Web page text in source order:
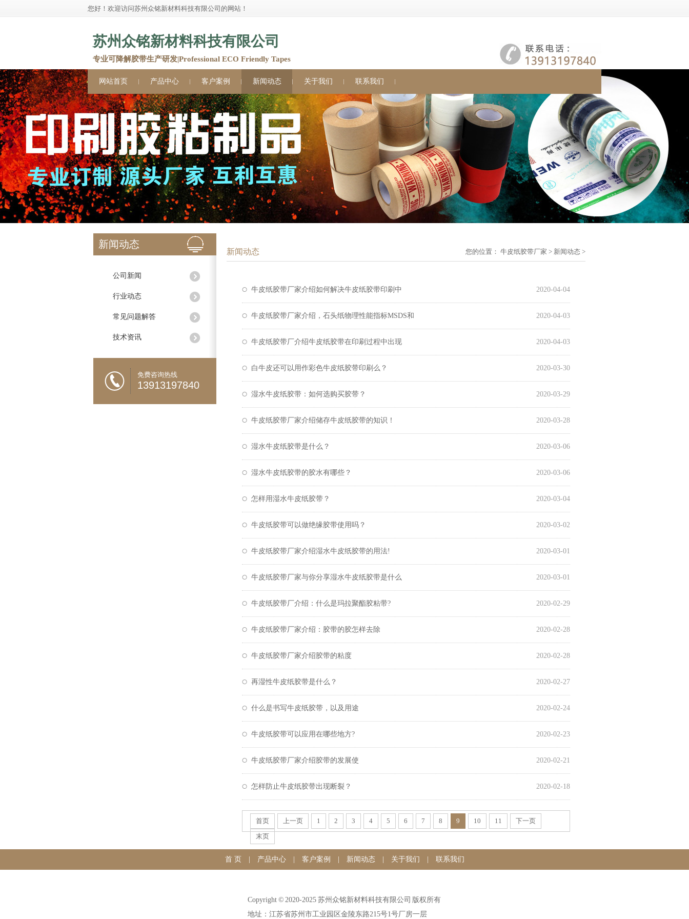
您好！欢迎访问苏州众铭新材料科技有限公司的网站！
苏州众铭新材料科技有限公司
专业可降解胶带生产研发|Professional ECO Friendly Tapes
网站首页 产品中心 客户案例 新闻动态 关于我们 联系我们
新闻动态
公司新闻
行业动态
常见问题解答
技术资讯
免费咨询热线
13913197840
新闻动态 您的位置： 牛皮纸胶带厂家 > 新闻动态 >
牛皮纸胶带厂家介绍如何解决牛皮纸胶带印刷中 2020-04-04
牛皮纸胶带厂家介绍，石头纸物理性能指标MSDS和 2020-04-03
牛皮纸胶带厂介绍牛皮纸胶带在印刷过程中出现 2020-04-03
白牛皮还可以用作彩色牛皮纸胶带印刷么？ 2020-03-30
湿水牛皮纸胶带：如何选购买胶带？ 2020-03-29
牛皮纸胶带厂家介绍储存牛皮纸胶带的知识！ 2020-03-28
湿水牛皮纸胶带是什么？ 2020-03-06
湿水牛皮纸胶带的胶水有哪些？ 2020-03-06
怎样用湿水牛皮纸胶带？ 2020-03-04
牛皮纸胶带可以做绝缘胶带使用吗？ 2020-03-02
牛皮纸胶带厂家介绍湿水牛皮纸胶带的用法! 2020-03-01
牛皮纸胶带厂家与你分享湿水牛皮纸胶带是什么 2020-03-01
牛皮纸胶带厂介绍：什么是玛拉聚酯胶粘带? 2020-02-29
牛皮纸胶带厂家介绍：胶带的胶怎样去除 2020-02-28
牛皮纸胶带厂家介绍胶带的粘度 2020-02-28
再湿性牛皮纸胶带是什么？ 2020-02-27
什么是书写牛皮纸胶带，以及用途 2020-02-24
牛皮纸胶带可以应用在哪些地方? 2020-02-23
牛皮纸胶带厂家介绍胶带的发展使 2020-02-21
怎样防止牛皮纸胶带出现断裂？ 2020-02-18
首页 上一页 1 2 3 4 5 6 7 8 9 10 11
下一页
末页
首 页 产品中心| 客户案例 新闻动态| 关于我们 联系我们
Copyright © 2020-2025 苏州众铭新材料科技有限公司 版权所有
地址：江苏省苏州市工业园区金陵东路215号1号厂房一层